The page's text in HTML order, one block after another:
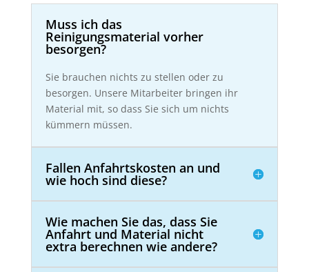
Muss ich das
Reinigungsmaterial vorher
besorgen?
Sie brauchen nichts zu stellen oder zu
besorgen. Unsere Mitarbeiter bringen ihr
Material mit, so dass Sie sich um nichts
kümmern müssen.
Fallen Anfahrtskosten an und
wie hoch sind diese?
Wie machen Sie das, dass Sie
Anfahrt und Material nicht
extra berechnen wie andere?